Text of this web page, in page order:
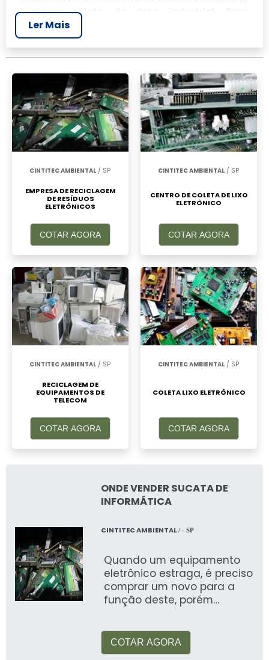
mais completo da área industrial. Para
realizar um orçamento de Vender sucata de
informática, clique em um ou mais dos
anuciantes a seguir:
Ler Mais
CINTITEC AMBIENTAL / SP
EMPRESA DE RECICLAGEM
DE RESÍDUOS
ELETRÔNICOS
COTAR AGORA
CINTITEC AMBIENTAL / SP
CENTRO DE COLETA DE LIXO
ELETRÔNICO
COTAR AGORA
CINTITEC AMBIENTAL / SP
RECICLAGEM DE
EQUIPAMENTOS DE
TELECOM
COTAR AGORA
CINTITEC AMBIENTAL / SP
COLETA LIXO ELETRÔNICO
COTAR AGORA
ONDE VENDER SUCATA DE
INFORMÁTICA
CINTITEC AMBIENTAL/ - SP
Quando um equipamento
eletrônico estraga, é preciso
comprar um novo para a
função deste, porém
COTAR AGORA